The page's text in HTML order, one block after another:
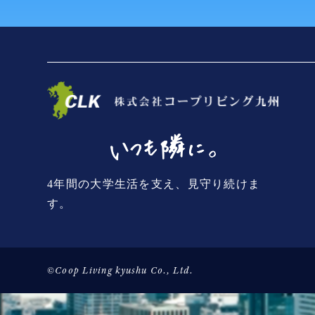
4年間の大学生活を支え、見守り続けま
す。
©Coop Living kyushu Co., Ltd.